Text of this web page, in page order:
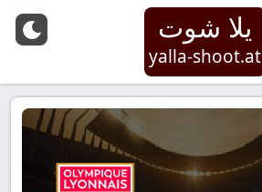
يلا شوت
yalla-shoot.at